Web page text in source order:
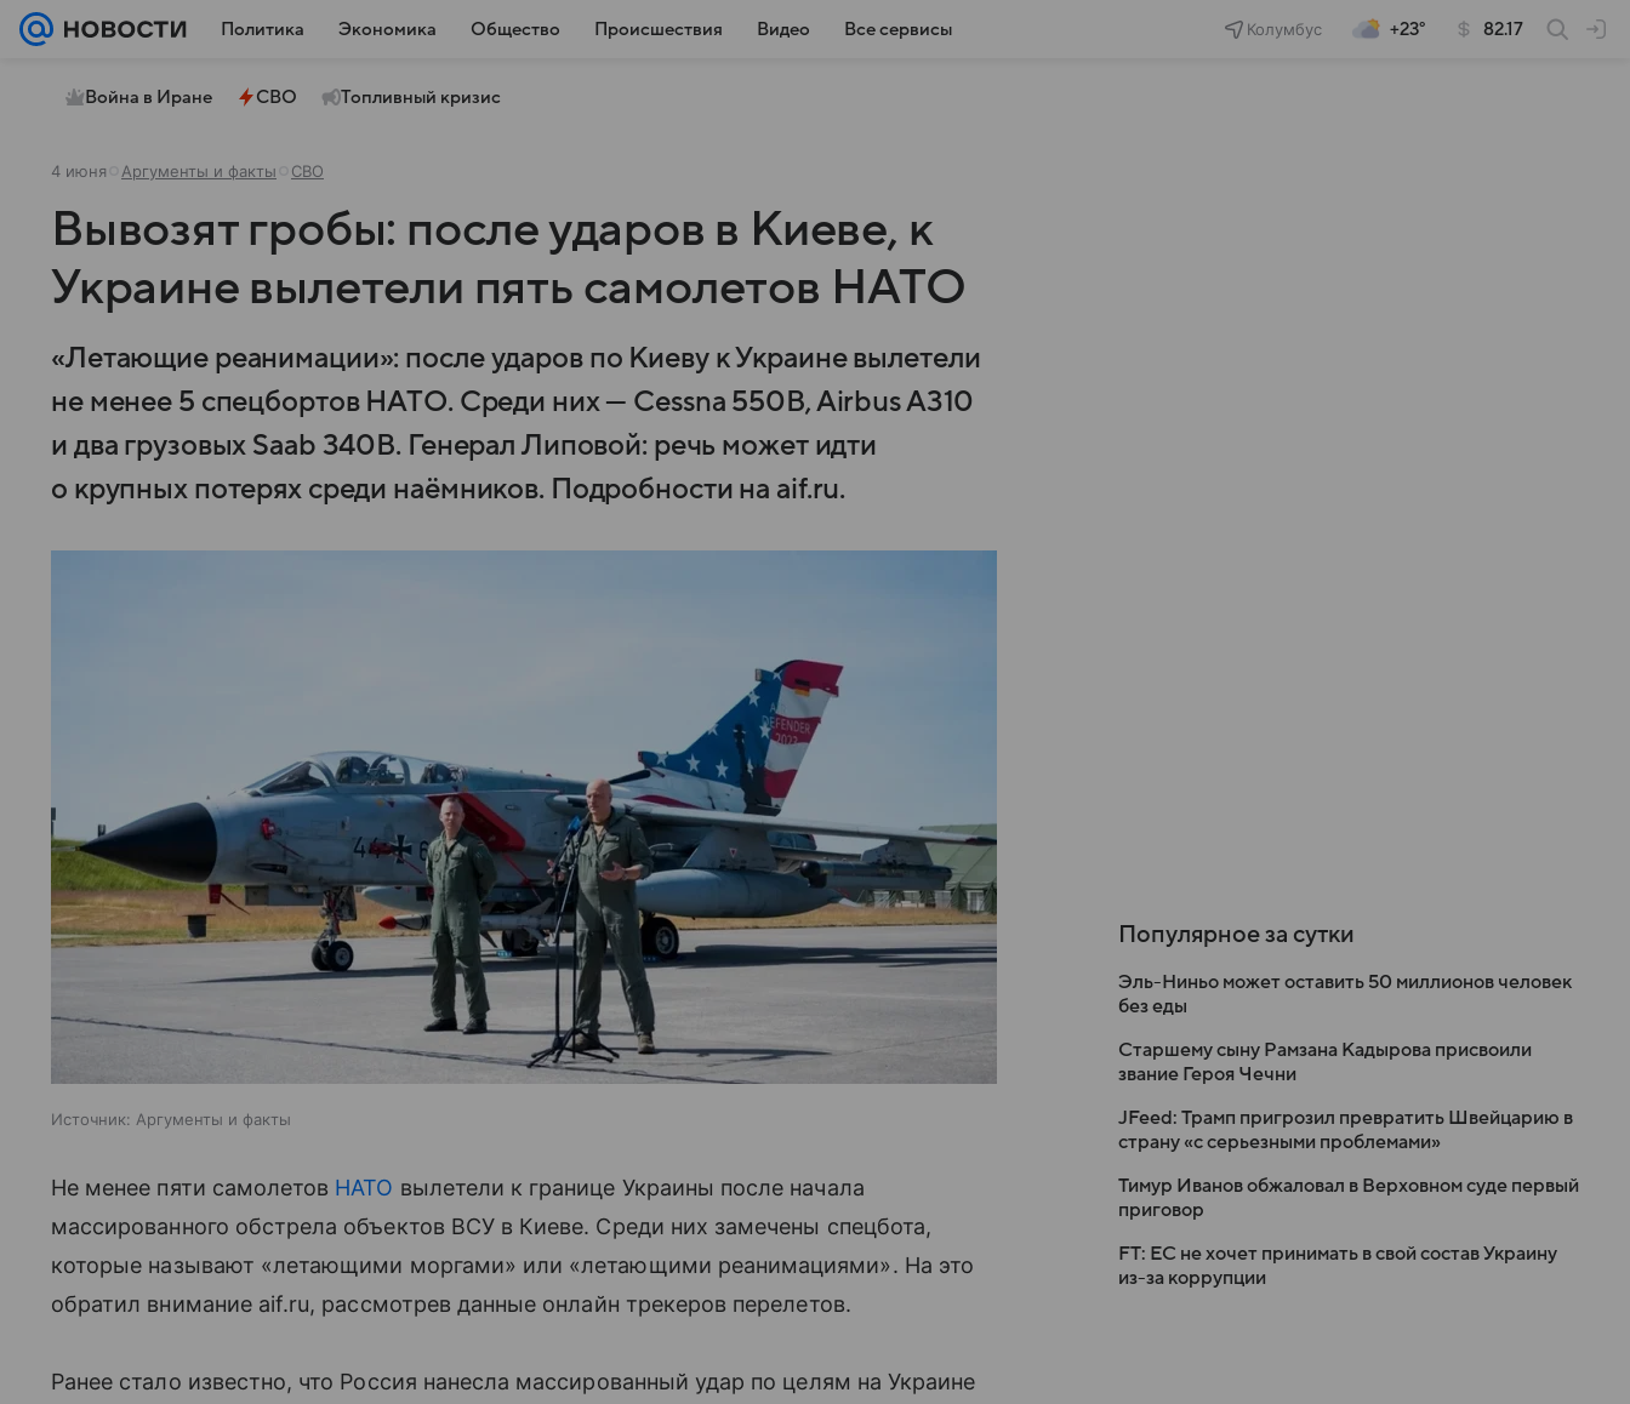
Политика Экономика Общество Происшествия Видео Все сервисы Колумбус +23° 82.17
Война в Иране СВО Топливный кризис
4 июня Аргументы и факты СВО
Вывозят гробы: после ударов в Киеве, к
Украине вылетели пять самолетов НАТО
«Летающие реанимации»: после ударов по Киеву к Украине вылетели
не менее 5 спецбортов НАТО. Среди них — Cessna 550B, Airbus A310
и два грузовых Saab 340B. Генерал Липовой: речь может идти
о крупных потерях среди наёмников. Подробности на aif.ru.
Источник: Аргументы и факты
Не менее пяти самолетов НАТО вылетели к границе Украины после начала
массированного обстрела объектов ВСУ в Киеве. Среди них замечены спецбота,
которые называют «летающими моргами» или «летающими реанимациями». На это
обратил внимание aif.ru, рассмотрев данные онлайн трекеров перелетов.
Ранее стало известно, что Россия нанесла массированный удар по целям на Украине
Популярное за сутки
Эль-Ниньо может оставить 50 миллионов человек
без еды
Старшему сыну Рамзана Кадырова присвоили
звание Героя Чечни
JFeed: Трамп пригрозил превратить Швейцарию в
страну «с серьезными проблемами»
Тимур Иванов обжаловал в Верховном суде первый
приговор
FT: ЕС не хочет принимать в свой состав Украину
из-за коррупции